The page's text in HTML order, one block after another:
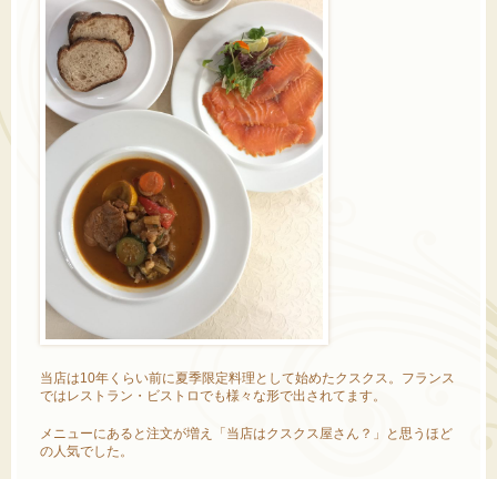
当店は10年くらい前に夏季限定料理として始めたクスクス。フランス
ではレストラン・ビストロでも様々な形で出されてます。
メニューにあると注文が増え「当店はクスクス屋さん？」と思うほど
の人気でした。